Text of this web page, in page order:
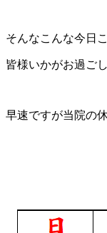
そんなこんな今日
皆様いかがお過ご
早速ですが当院の